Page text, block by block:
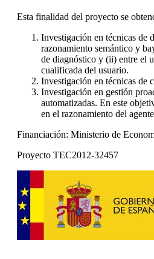
Esta finalidad del proyecto se
Investigación en técnicas de
razonamiento semántico y
de diagnóstico y (ii) entre el
cualificada del usuario.
Investigación en técnicas de
Investigación en gestión
automatizadas. En este
en el razonamiento del
Financiación: Ministerio de
Proyecto TEC2012-32457